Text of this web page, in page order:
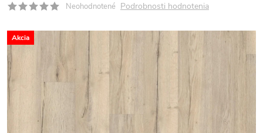
Neohodnotené Podrobnosti hodnotenia
Akcia